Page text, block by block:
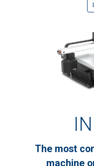
The most
machine